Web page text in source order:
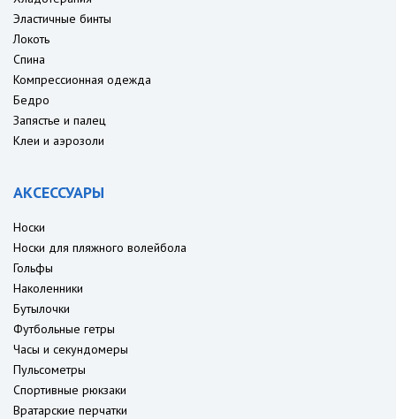
Эластичные бинты
Локоть
Спина
Компрессионная одежда
Бедро
Запястье и палец
Клеи и аэрозоли
АКСЕССУАРЫ
Носки
Носки для пляжного волейбола
Гольфы
Наколенники
Бутылочки
Футбольные гетры
Часы и секундомеры
Пульсометры
Спортивные рюкзаки
Вратарские перчатки